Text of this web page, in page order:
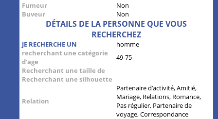
Fumeur
Non
Buveur
Non
DÉTAILS DE LA PERSONNE QUE VOUS
RECHERCHEZ
JE RECHERCHE UN
homme
recherchant une catégorie
d’age
49-75
Recherchant une taille de
Recherchant une silhouette
Relation
Partenaire d’activité, Amitié,
Mariage, Relations, Romance,
Pas régulier, Partenaire de
voyage, Correspondance